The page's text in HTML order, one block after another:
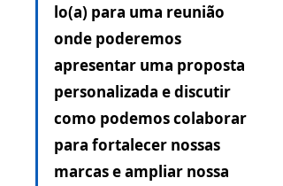
lo(a) para uma reunião
onde poderemos
apresentar uma proposta
personalizada e discutir
como podemos colaborar
para fortalecer nossas
marcas e ampliar nossa